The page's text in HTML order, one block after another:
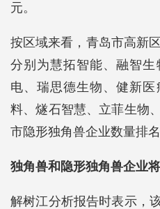
元。
按区域来看，青岛市高新
分别为慧拓智能、融智
电、瑞思德生物、健新
料、燧石智慧、立菲生物
市隐形独角兽企业数量排
独角兽和隐形独角兽企业
解树江分析报告时表示，